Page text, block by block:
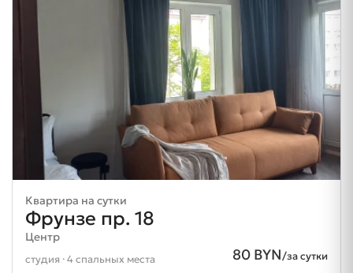
Квартира на сутки
Фрунзе пр. 18
Центр
80 BYN/за сутки
студия · 4 спальных места